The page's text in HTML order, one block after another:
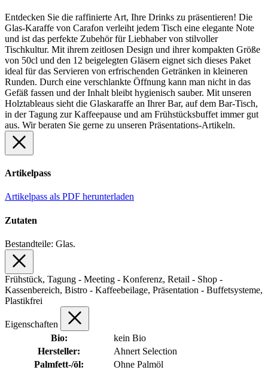
Entdecken Sie die raffinierte Art, Ihre Drinks zu präsentieren! Die
Glas-Karaffe von Carafon verleiht jedem Tisch eine elegante Note
und ist das perfekte Zubehör für Liebhaber von stilvoller
Tischkultur. Mit ihrem zeitlosen Design und ihrer kompakten Größe
von 50cl und den 12 beigelegten Gläsern eignet sich dieses Paket
ideal für das Servieren von erfrischenden Getränken in kleineren
Runden. Durch eine verschlankte Öffnung kann man nicht in das
Gefäß fassen und der Inhalt bleibt hygienisch sauber. Mit unseren
Holztableaus sieht die Glaskaraffe an Ihrer Bar, auf dem Bar-Tisch,
in der Tagung zur Kaffeepause und am Frühstücksbuffet immer gut
aus. Wir beraten Sie gerne zu unseren Präsentations-Artikeln.
Artikelpass
Artikelpass als PDF herunterladen
Zutaten
Bestandteile: Glas.
Frühstück, Tagung - Meeting - Konferenz, Retail - Shop -
Kassenbereich, Bistro - Kaffeebeilage, Präsentation - Buffetsysteme,
Plastikfrei
Eigenschaften
Bio:
kein Bio
Hersteller:
Ahnert Selection
Palmfett-/öl:
Ohne Palmöl